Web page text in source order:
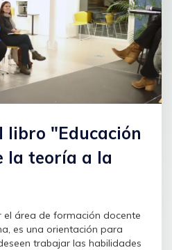
libro "Educación
la teoría a la
área de formación docente
es una orientación para
trabajar las habilidades